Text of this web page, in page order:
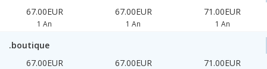
67.00EUR
1 An
67.00EUR
1 An
71.00EUR
1 An
.boutique
67.00EUR
67.00EUR 71.00EUR